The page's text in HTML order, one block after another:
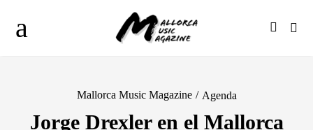
Mallorca Music Magazine / Agenda
Jorge Drexler en el Mallorca